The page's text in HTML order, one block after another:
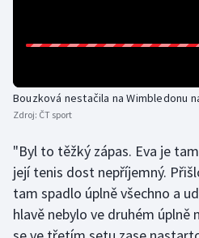
Bouzková nestačila na Wimbledonu
Zdroj: ČT sport
"Byl to těžký zápas. Eva je
její tenis dost nepříjemný.
tam spadlo úplně všechno a
hlavě nebylo ve druhém úplně